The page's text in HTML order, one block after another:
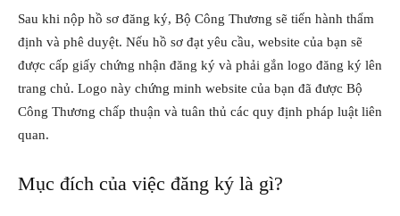
Sau khi nộp hồ sơ đăng ký, Bộ Công Thương sẽ tiến hành thẩm
định và phê duyệt. Nếu hồ sơ đạt yêu cầu, website của bạn sẽ
được cấp giấy chứng nhận đăng ký và phải gắn logo đăng ký lên
trang chủ. Logo này chứng minh website của bạn đã được Bộ
Công Thương chấp thuận và tuân thủ các quy định pháp luật liên
quan.
Mục đích của việc đăng ký là gì?